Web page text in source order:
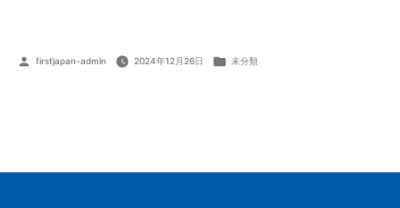
投
firstjapan-admin 2024年12月26日 カ
未分類